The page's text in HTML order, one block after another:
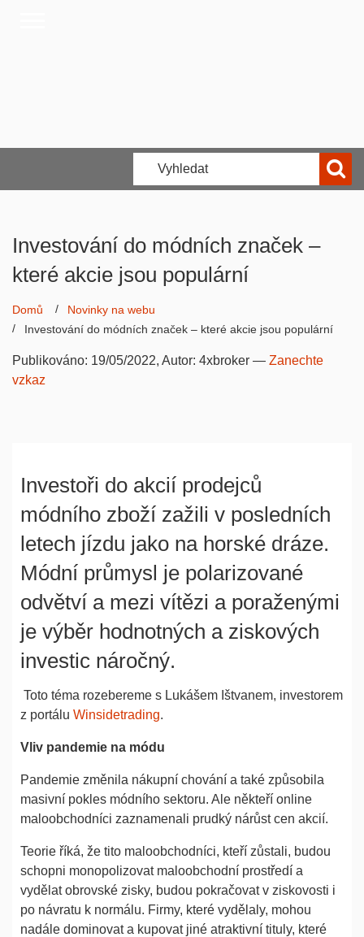
Investování do módních značek –
které akcie jsou populární
Domů
Novinky na webu
Investování do módních značek – které akcie jsou populární
Publikováno: 19/05/2022, Autor: 4xbroker — Zanechte
vzkaz
Investoři do akcií prodejců
módního zboží zažili v posledních
letech jízdu jako na horské dráze.
Módní průmysl je polarizované
odvětví a mezi vítězi a poraženými
je výběr hodnotných a ziskových
investic náročný.
Toto téma rozebereme s Lukášem Ištvanem, investorem
z portálu Winsidetrading.
Vliv pandemie na módu
Pandemie změnila nákupní chování a také způsobila
masivní pokles módního sektoru. Ale někteří online
maloobchodníci zaznamenali prudký nárůst cen akcií.
Teorie říká, že tito maloobchodníci, kteří zůstali, budou
schopni monopolizovat maloobchodní prostředí a
vydělat obrovské zisky, budou pokračovat v ziskovosti i
po návratu k normálu. Firmy, které vydělaly, mohou
nadále dominovat a kupovat jiné atraktivní tituly, které